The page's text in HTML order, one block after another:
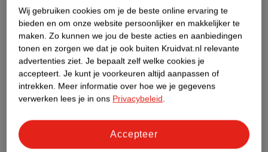
Etiketinformatie
Nature Impact Score
Dit product heeft (nog) geen Nature
Impact Score.
Meer informatie
Bestel & Bezorginformatie
Wij gebruiken cookies om je de beste online ervaring te
bieden en om onze website persoonlijker en makkelijker te
maken. Zo kunnen we jou de beste acties en aanbiedingen
tonen en zorgen we dat je ook buiten Kruidvat.nl relevante
advertenties ziet. Je bepaalt zelf welke cookies je
accepteert. Je kunt je voorkeuren altijd aanpassen of
intrekken. Meer informatie over hoe we je gegevens
verwerken lees je in ons Privacybeleid.
Accepteer